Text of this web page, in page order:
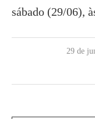
sábado (29/06),
29 de